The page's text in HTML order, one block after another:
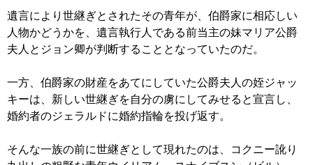
遺言により世継ぎとされたその青年が、伯爵家に相応しい
人物かどうかを、遺言執行人である前当主の妹マリア公爵
夫人とジョン卿が判断することとなっていたのだ。
一方、伯爵家の財産をあてにしていた公爵夫人の姪ジャッ
キーは、新しい世継ぎを自分の虜にしてみせると宣言し、
婚約者のジェラルドに婚約指輪を投げ返す。
そんな一族の前に世継ぎとして現れたのは、コクニー訛り